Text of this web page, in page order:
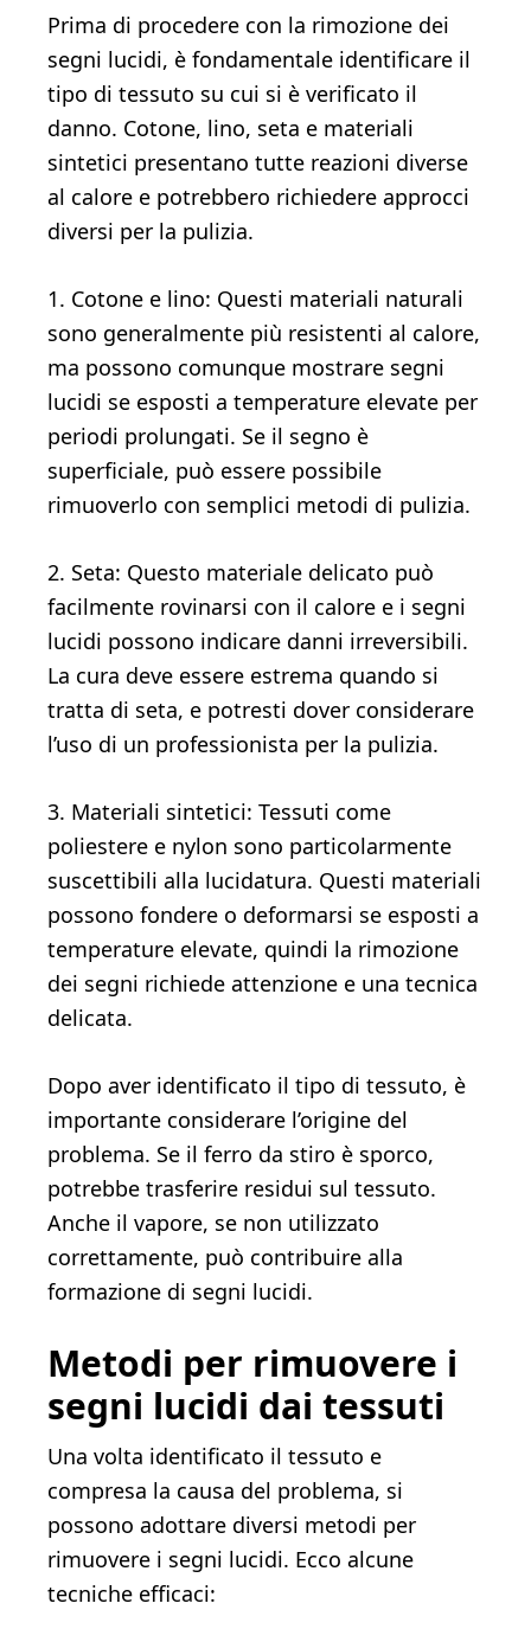
Prima di procedere con la rimozione dei
segni lucidi, è fondamentale identificare il
tipo di tessuto su cui si è verificato il
danno. Cotone, lino, seta e materiali
sintetici presentano tutte reazioni diverse
al calore e potrebbero richiedere approcci
diversi per la pulizia.
1. Cotone e lino: Questi materiali naturali
sono generalmente più resistenti al calore,
ma possono comunque mostrare segni
lucidi se esposti a temperature elevate per
periodi prolungati. Se il segno è
superficiale, può essere possibile
rimuoverlo con semplici metodi di pulizia.
2. Seta: Questo materiale delicato può
facilmente rovinarsi con il calore e i segni
lucidi possono indicare danni irreversibili.
La cura deve essere estrema quando si
tratta di seta, e potresti dover considerare
l’uso di un professionista per la pulizia.
3. Materiali sintetici: Tessuti come
poliestere e nylon sono particolarmente
suscettibili alla lucidatura. Questi materiali
possono fondere o deformarsi se esposti a
temperature elevate, quindi la rimozione
dei segni richiede attenzione e una tecnica
delicata.
Dopo aver identificato il tipo di tessuto, è
importante considerare l’origine del
problema. Se il ferro da stiro è sporco,
potrebbe trasferire residui sul tessuto.
Anche il vapore, se non utilizzato
correttamente, può contribuire alla
formazione di segni lucidi.
Metodi per rimuovere i
segni lucidi dai tessuti
Una volta identificato il tessuto e
compresa la causa del problema, si
possono adottare diversi metodi per
rimuovere i segni lucidi. Ecco alcune
tecniche efficaci: